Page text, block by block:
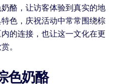
酪，让访客体验到真实的地
色，庆祝活动中常常围绕棕
的连接，也让这一文化在更
。
色奶酪